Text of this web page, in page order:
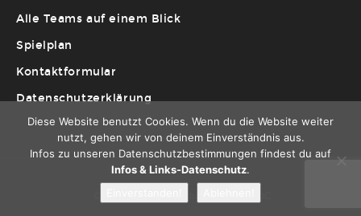
Alle Teams auf einem Blick
Spielplan
Kontaktformular
Datenschutzerklärung
Diese Website benutzt Cookies. Wenn du die Website weiter
nutzt, gehen wir von deinem Einverständnis aus.
Infos zu unseren Datenschutzbestimmungen findest du auf
Infos & Links-Datenschutz.